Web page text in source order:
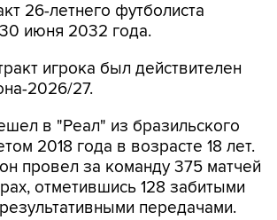
26-летнего футболиста
июня 2032 года.
игрока был действителен
2026/27.
в "Реал" из бразильского
2018 года в возрасте 18 лет.
провел за команду 375 матчей
отметившись 128 забитыми
передачами.